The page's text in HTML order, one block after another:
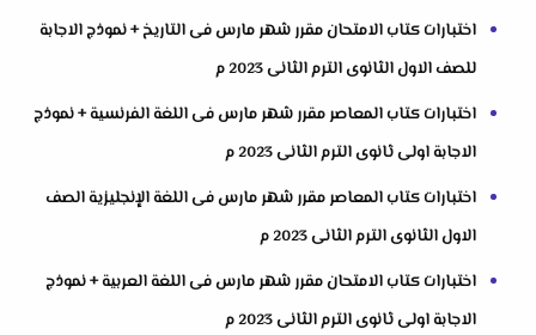
اختبارات كتاب الامتحان مقرر شهر مارس فى التاريخ + نموذج الاجابة
للصف الاول الثانوى الترم الثانى 2023 م
اختبارات كتاب المعاصر مقرر شهر مارس فى اللغة الفرنسية + نموذج
الاجابة اولى ثانوى الترم الثانى 2023 م
اختبارات كتاب المعاصر مقرر شهر مارس فى اللغة الإنجليزية الصف
الاول الثانوى الترم الثانى 2023 م
اختبارات كتاب الامتحان مقرر شهر مارس فى اللغة العربية + نموذج
الاجابة اولى ثانوى الترم الثانى 2023 م